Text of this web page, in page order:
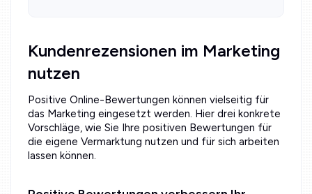
Kundenrezensionen im Marketing
nutzen
Positive Online-Bewertungen können vielseitig für
das Marketing eingesetzt werden. Hier drei konkrete
Vorschläge, wie Sie Ihre positiven Bewertungen für
die eigene Vermarktung nutzen und für sich arbeiten
lassen können.